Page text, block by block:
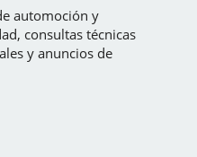
automoción y
consultas técnicas
y anuncios de